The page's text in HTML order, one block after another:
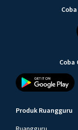
Coba
Produk Ruangguru